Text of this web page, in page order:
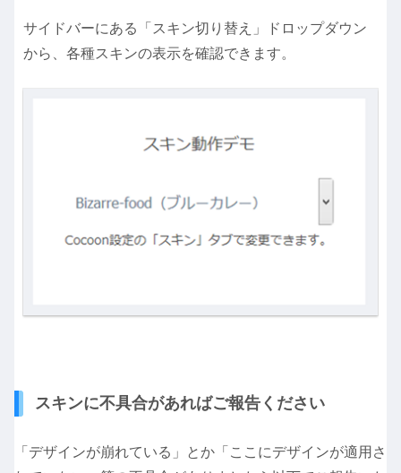
サイドバーにある「スキン切り替え」ドロップダウン
から、各種スキンの表示を確認できます。
スキンに不具合があればご報告ください
「デザインが崩れている」とか「ここにデザインが適用さ